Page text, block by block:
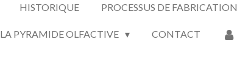
HISTORIQUE PROCESSUS DE FABRICATION
LA PYRAMIDE OLFACTIVE CONTACT